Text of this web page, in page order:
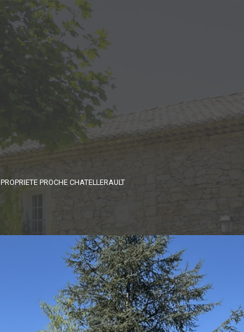
PROPRIETE PROCHE CHATELLERAULT